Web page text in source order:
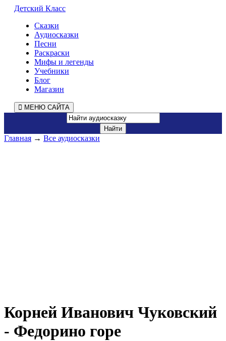
Детский Класс
Сказки
Аудиосказки
Песни
Раскраски
Мифы и легенды
Учебники
Блог
Магазин
МЕНЮ САЙТА
Главная → Все аудиосказки
Корней Иванович Чуковский
- Федорино горе